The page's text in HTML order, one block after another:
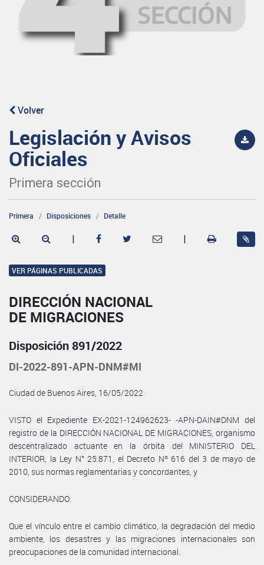
Volver
Legislación y Avisos
Oficiales
Primera sección
Primera Disposiciones Detalle
| |
VER PÁGINAS PUBLICADAS
DIRECCIÓN NACIONAL
DE MIGRACIONES
Disposición 891/2022
DI-2022-891-APN-DNM#MI
Ciudad de Buenos Aires, 16/05/2022
VISTO el Expediente EX-2021-124962623- -APN-DAIN#DNM del
registro de la DIRECCIÓN NACIONAL DE MIGRACIONES, organismo
descentralizado actuante en la órbita del MINISTERIO DEL
INTERIOR, la Ley N° 25.871, el Decreto Nº 616 del 3 de mayo de
2010, sus normas reglamentarias y concordantes, y
CONSIDERANDO:
Que el vínculo entre el cambio climático, la degradación del medio
ambiente, los desastres y las migraciones internacionales son
preocupaciones de la comunidad internacional.